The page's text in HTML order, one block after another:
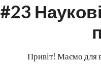
#23
Привіт! Маємо для